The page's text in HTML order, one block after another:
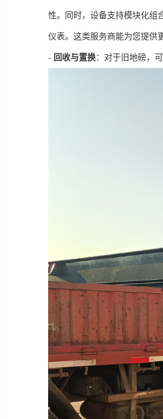
性。同时，设备支持模块化组
仪表。这类服务商能为您提供
- 回收与置换：对于旧地磅，